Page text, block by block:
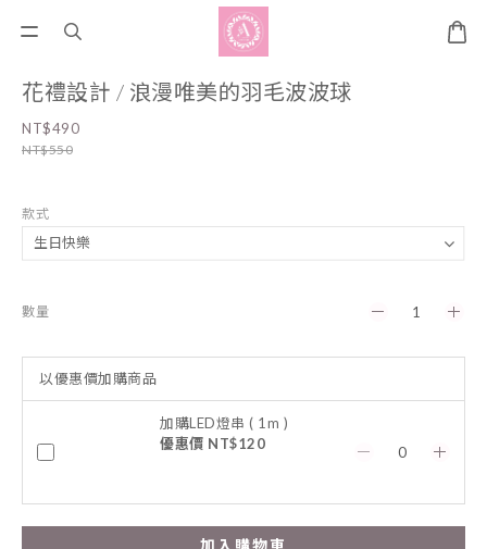
花禮設計 / 浪漫唯美的羽毛波波球
NT$490
NT$550
款式
數量
以優惠價加購商品
加購LED燈串 ( 1m )
優惠價 NT$120
加入購物車